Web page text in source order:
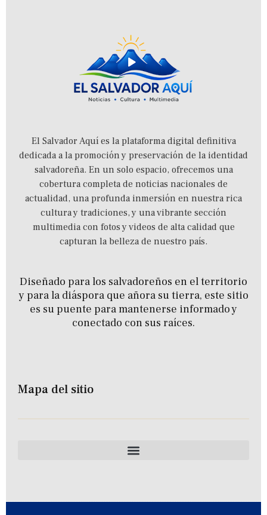
El Salvador Aquí es la plataforma digital definitiva
dedicada a la promoción y preservación de la identidad
salvadoreña. En un solo espacio, ofrecemos una
cobertura completa de noticias nacionales de
actualidad, una profunda inmersión en nuestra rica
cultura y tradiciones,y una vibrante sección
multimedia con fotos y videos de alta calidad que
capturan la belleza de nuestro país.
Diseñado para los salvadoreños en el territorio
y para la diáspora que añora su tierra, este sitio
es su puente para mantenerse informado y
conectado con sus raíces.
Mapa del sitio